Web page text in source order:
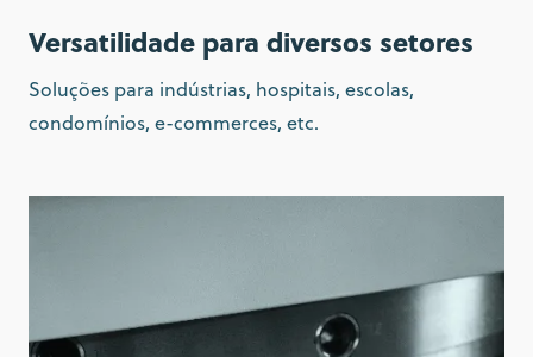
Versatilidade para diversos setores
Soluções para indústrias, hospitais, escolas,
condomínios, e-commerces, etc.